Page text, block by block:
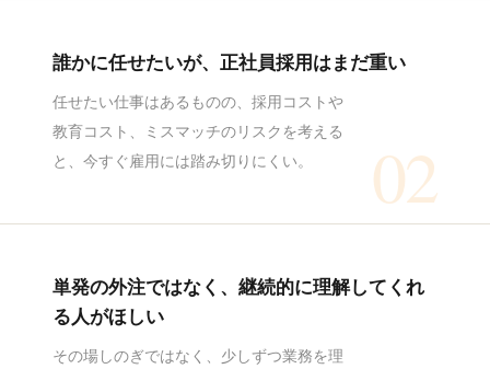
誰かに任せたいが、正社員採用はまだ重い
任せたい仕事はあるものの、採用コストや
教育コスト、ミスマッチのリスクを考える
と、今すぐ雇用には踏み切りにくい。
02
単発の外注ではなく、継続的に理解してくれ
る人がほしい
その場しのぎではなく、少しずつ業務を理